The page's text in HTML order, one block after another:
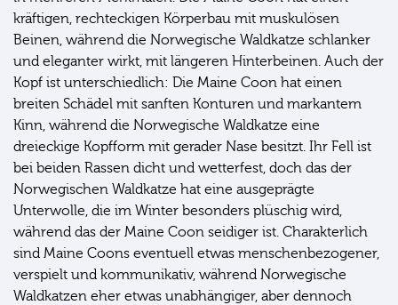
kräftigen, rechteckigen Körperbau mit muskulösen
Beinen, während die Norwegische Waldkatze schlanker
und eleganter wirkt, mit längeren Hinterbeinen. Auch der
Kopf ist unterschiedlich: Die Maine Coon hat einen
breiten Schädel mit sanften Konturen und markantem
Kinn, während die Norwegische Waldkatze eine
dreieckige Kopfform mit gerader Nase besitzt. Ihr Fell ist
bei beiden Rassen dicht und wetterfest, doch das der
Norwegischen Waldkatze hat eine ausgeprägte
Unterwolle, die im Winter besonders plüschig wird,
während das der Maine Coon seidiger ist. Charakterlich
sind Maine Coons eventuell etwas menschenbezogener,
verspielt und kommunikativ, während Norwegische
Waldkatzen eher etwas unabhängiger, aber dennoch